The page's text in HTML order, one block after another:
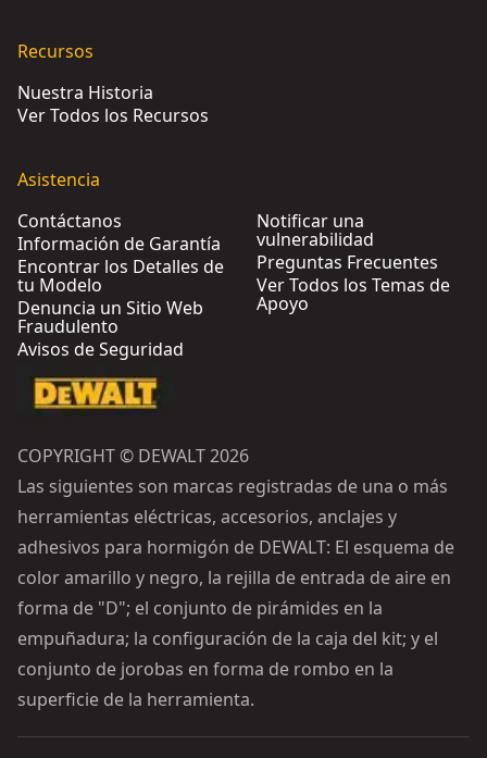
Recursos
Nuestra Historia
Ver Todos los Recursos
Asistencia
Contáctanos
Información de Garantía
Encontrar los Detalles de
tu Modelo
Denuncia un Sitio Web
Fraudulento
Avisos de Seguridad
Notificar una
vulnerabilidad
Preguntas Frecuentes
Ver Todos los Temas de
Apoyo
COPYRIGHT © DEWALT 2026
Las siguientes son marcas registradas de una o más
herramientas eléctricas, accesorios, anclajes y
adhesivos para hormigón de DEWALT: El esquema de
color amarillo y negro, la rejilla de entrada de aire en
forma de "D"; el conjunto de pirámides en la
empuñadura; la configuración de la caja del kit; y el
conjunto de jorobas en forma de rombo en la
superficie de la herramienta.